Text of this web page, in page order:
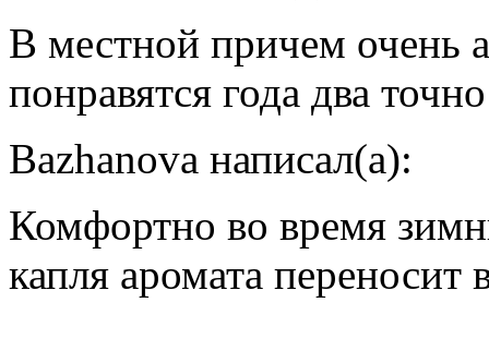
В местной причем очень
понравятся года два
Bazhanova написал(а):
Комфортно во время
капля аромата переносит